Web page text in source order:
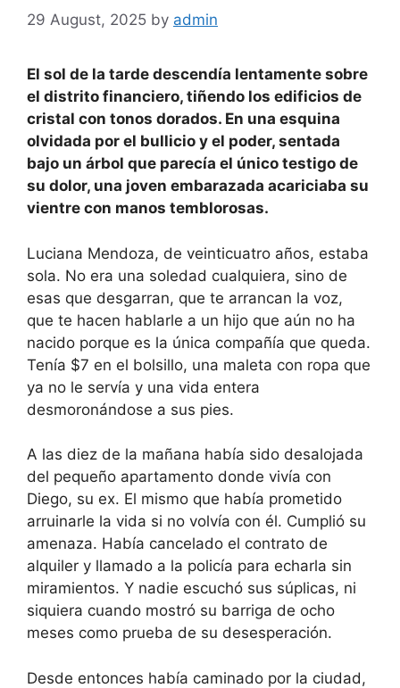
29 August, 2025 by admin
El sol de la tarde descendía lentamente sobre
el distrito financiero, tiñendo los edificios de
cristal con tonos dorados. En una esquina
olvidada por el bullicio y el poder, sentada
bajo un árbol que parecía el único testigo de
su dolor, una joven embarazada acariciaba su
vientre con manos temblorosas.
Luciana Mendoza, de veinticuatro años, estaba
sola. No era una soledad cualquiera, sino de
esas que desgarran, que te arrancan la voz,
que te hacen hablarle a un hijo que aún no ha
nacido porque es la única compañía que queda.
Tenía $7 en el bolsillo, una maleta con ropa que
ya no le servía y una vida entera
desmoronándose a sus pies.
A las diez de la mañana había sido desalojada
del pequeño apartamento donde vivía con
Diego, su ex. El mismo que había prometido
arruinarle la vida si no volvía con él. Cumplió su
amenaza. Había cancelado el contrato de
alquiler y llamado a la policía para echarla sin
miramientos. Y nadie escuchó sus súplicas, ni
siquiera cuando mostró su barriga de ocho
meses como prueba de su desesperación.
Desde entonces había caminado por la ciudad,